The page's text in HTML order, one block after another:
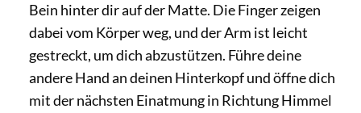
Bein hinter dir auf der Matte. Die Finger zeigen
dabei vom Körper weg, und der Arm ist leicht
gestreckt, um dich abzustützen. Führe deine
andere Hand an deinen Hinterkopf und öffne dich
mit der nächsten Einatmung in Richtung Himmel